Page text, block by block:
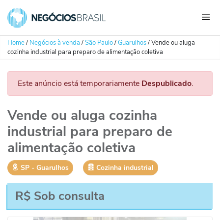
Home/ Negócios à venda/São Paulo/Guarulhos/Vende ou aluga
cozinha industrial para preparo de alimentação coletiva
Este anúncio está temporariamente Despublicado.
Vende ou aluga cozinha
industrial para preparo de
alimentação coletiva
SP ‐ Guarulhos Cozinha industrial
R$ Sob consulta